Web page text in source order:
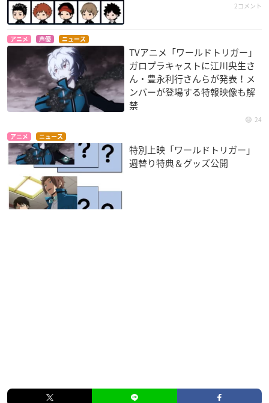
2コメント
アニメ 声優 ニュース
TVアニメ「ワールドトリガー」
ガロプラキャストに江川央生さ
ん・豊永利行さんらが発表！メ
ンバーが登場する特報映像も解
禁
24
アニメ ニュース
特別上映「ワールドトリガー」
週替り特典＆グッズ公開